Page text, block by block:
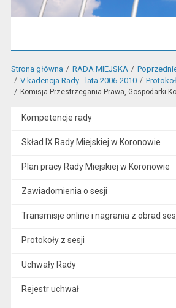
Strona główna RADA MIEJSKA
V kadencja Rady - lata 2006-2010
Komisja Przestrzegania Prawa, Gospodarki
Kompetencje rady
Skład IX Rady Miejskiej w Koronowie
Plan pracy Rady Miejskiej w Koronowie
Zawiadomienia o sesji
Transmisje online i nagrania z obrad
Protokoły z sesji
Uchwały Rady
Rejestr uchwał